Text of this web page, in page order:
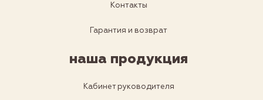
Контакты
Гарантия и возврат
наша продукция
Кабинет руководителя